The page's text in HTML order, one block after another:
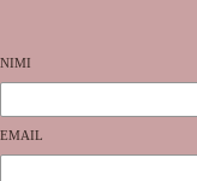
NIMI
EMAIL